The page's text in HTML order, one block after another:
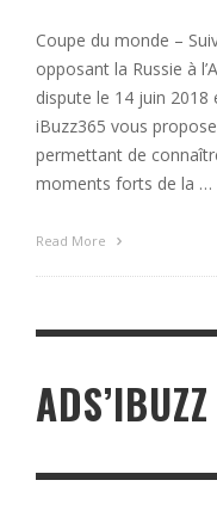
Coupe du monde –
opposant la Russie à
dispute le 14 juin 2018
iBuzz365 vous
permettant de
moments forts de la …
Read More
ADS’IBUZZ